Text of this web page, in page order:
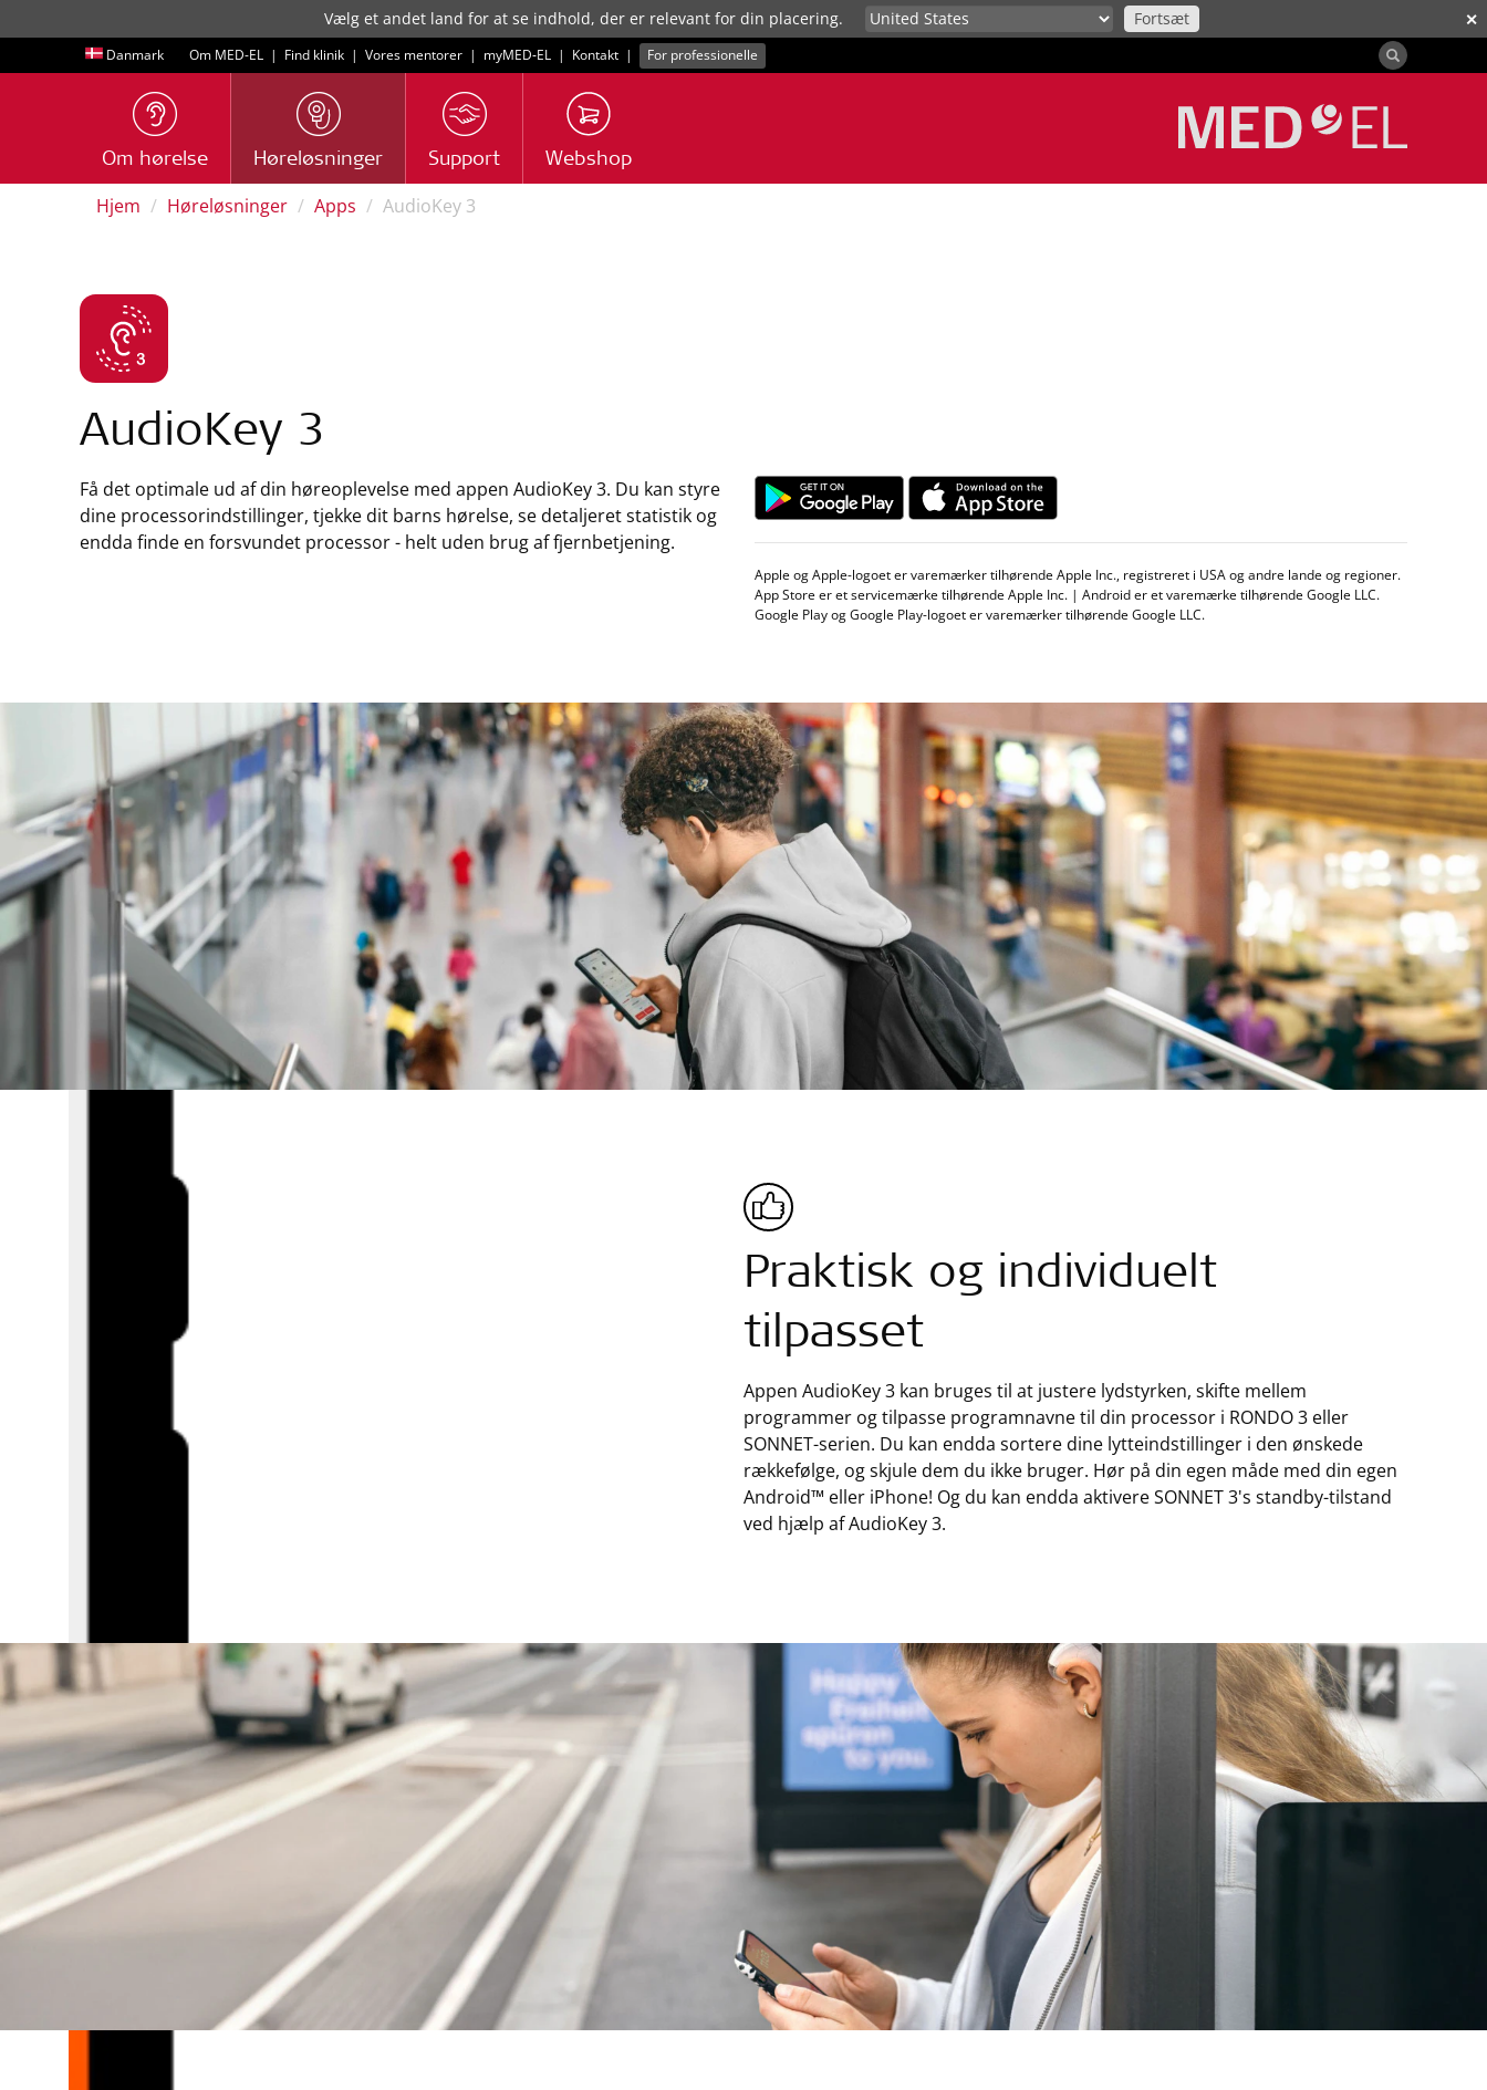
✕
Vælg et andet land for at se indhold, der er relevant for din placering. Fortsæt
Danmark Om MED-EL | Find klinik | Vores mentorer | myMED‑EL | Kontakt | For professionelle
Om hørelse Høreløsninger Support Webshop
Hjem Høreløsninger Apps AudioKey 3
AudioKey 3
Få det optimale ud af din høreoplevelse med appen AudioKey 3. Du kan styre
dine processorindstillinger, tjekke dit barns hørelse, se detaljeret statistik og
endda finde en forsvundet processor - helt uden brug af fjernbetjening.
Apple og Apple-logoet er varemærker tilhørende Apple Inc., registreret i USA og andre lande og regioner.
App Store er et servicemærke tilhørende Apple Inc. | Android er et varemærke tilhørende Google LLC.
Google Play og Google Play-logoet er varemærker tilhørende Google LLC.
Praktisk og individuelt
tilpasset
Appen AudioKey 3 kan bruges til at justere lydstyrken, skifte mellem
programmer og tilpasse programnavne til din processor i RONDO 3 eller
SONNET-serien. Du kan endda sortere dine lytteindstillinger i den ønskede
rækkefølge, og skjule dem du ikke bruger. Hør på din egen måde med din egen
Android™ eller iPhone! Og du kan endda aktivere SONNET 3's standby-tilstand
ved hjælp af AudioKey 3.